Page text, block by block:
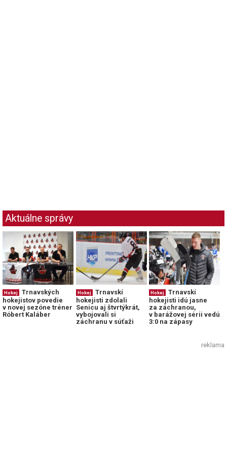
Aktuálne správy
Hokej
Trnavských
hokejistov povedie
v novej sezóne tréner
Róbert Kaláber
Hokej
Trnavskí
hokejisti zdolali
Senicu aj štvrtýkrát,
vybojovali si
záchranu v súťaži
Hokej
Trnavskí
hokejisti idú jasne
za záchranou,
v barážovej sérii vedú
3:0 na zápasy
reklama